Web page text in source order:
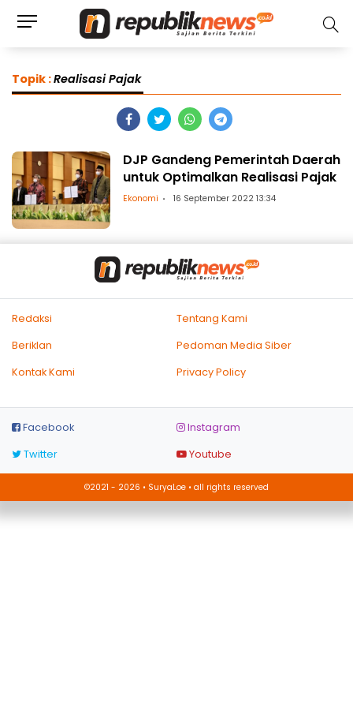
Topik :Realisasi Pajak
DJP Gandeng Pemerintah Daerah
untuk Optimalkan Realisasi Pajak
Ekonomi 16 September 2022 13:34
Redaksi
Tentang Kami
Beriklan
Pedoman Media Siber
Kontak Kami
Privacy Policy
Facebook
Instagram
Twitter
Youtube
©2021 - 2026 • SuryaLoe • all rights reserved